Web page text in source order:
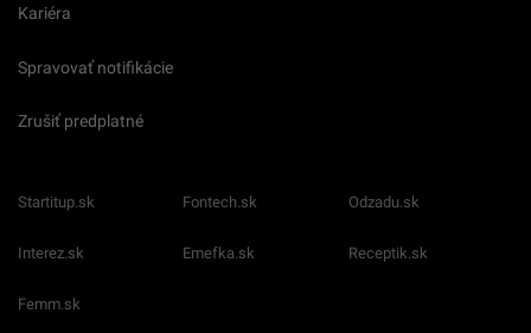
Kariéra
Spravovať notifikácie
Zrušiť predplatné
Startitup.sk Fontech.sk Odzadu.sk
Interez.sk Emefka.sk Receptik.sk
Femm.sk